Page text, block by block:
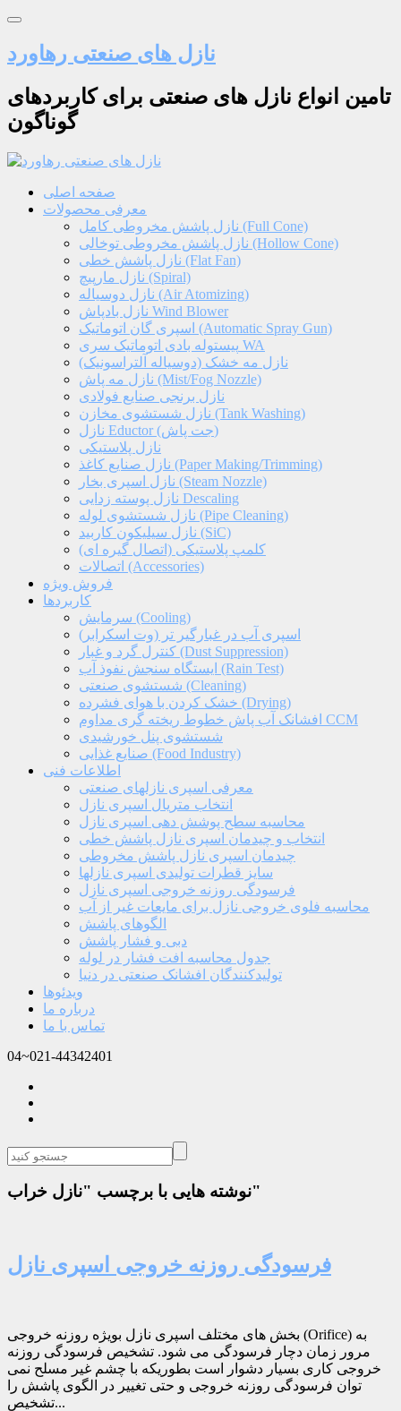
نازل های صنعتی رهاورد
تامین انواع نازل های صنعتی برای کاربردهای
گوناگون
صفحه اصلی
معرفی محصولات
نازل پاشش مخروطی کامل (Full Cone)
نازل پاشش مخروطی توخالی (Hollow Cone)
نازل پاشش خطی (Flat Fan)
نازل مارپیچ (Spiral)
نازل دوسیاله (Air Atomizing)
نازل بادپاش Wind Blower
اسپری گان اتوماتیک (Automatic Spray Gun)
پیستوله بادی اتوماتیک سری WA
نازل مه خشک (دوسیاله آلتراسونیک)
نازل مه پاش (Mist/Fog Nozzle)
نازل برنجی صنایع فولادی
نازل شستشوی مخازن (Tank Washing)
نازل Eductor (جت پاش)
نازل پلاستیکی
نازل صنایع کاغذ (Paper Making/Trimming)
نازل اسپری بخار (Steam Nozzle)
نازل پوسته زدایی Descaling
نازل شستشوی لوله (Pipe Cleaning)
نازل سیلیکون کاربید (SiC)
کلمپ پلاستیکی (اتصال گیره ای)
اتصالات (Accessories)
فروش ویژه
کاربردها
سرمایش (Cooling)
اسپری آب در غبارگیر تر (وت اسکرابر)
کنترل گرد و غبار (Dust Suppression)
ایستگاه سنجش نفوذ آب (Rain Test)
شستشوی صنعتی (Cleaning)
خشک کردن با هوای فشرده (Drying)
افشانک آب پاش خطوط ریخته گری مداوم CCM
شستشوی پنل خورشیدی
صنایع غذایی (Food Industry)
اطلاعات فنی
معرفی اسپری نازلهای صنعتی
انتخاب متریال اسپری نازل
محاسبه سطح پوشش دهی اسپری نازل
انتخاب و چیدمان اسپری نازل پاشش خطی
چیدمان اسپری نازل پاشش مخروطی
سایز قطرات تولیدی اسپری نازلها
فرسودگی روزنه خروجی اسپری نازل
محاسبه فلوی خروجی نازل برای مایعات غیر از آب
الگوهای پاشش
دبی و فشار پاشش
جدول محاسبه افت فشار در لوله
تولیدکنندگان افشانک صنعتی در دنیا
ویدئوها
درباره ما
تماس با ما
04~021-44342401
نوشته هایی با برچسب "نازل خراب"
فرسودگی روزنه خروجی اسپری نازل
بخش های مختلف اسپری نازل بویژه روزنه خروجی (Orifice) به
مرور زمان دچار فرسودگی می شود. تشخیص فرسودگی روزنه
خروجی کاری بسیار دشوار است بطوریکه با چشم غیر مسلح نمی
توان فرسودگی روزنه خروجی و حتی تغییر در الگوی پاشش را
تشخیص...